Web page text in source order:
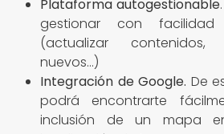
Plataforma autogestionable
gestionar con
(actualizar
nuevos…)
Integración de Google. De
podrá encontrarte
inclusión de un mapa